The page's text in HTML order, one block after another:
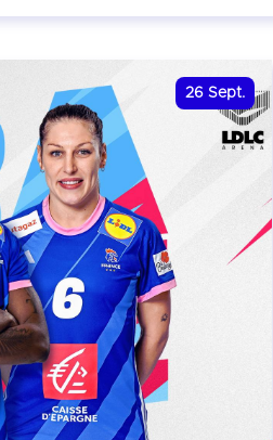
26 Sept.